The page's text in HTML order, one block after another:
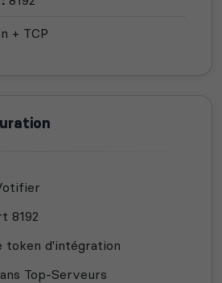
+ TCP
8192
token d'intégration
Top-Serveurs